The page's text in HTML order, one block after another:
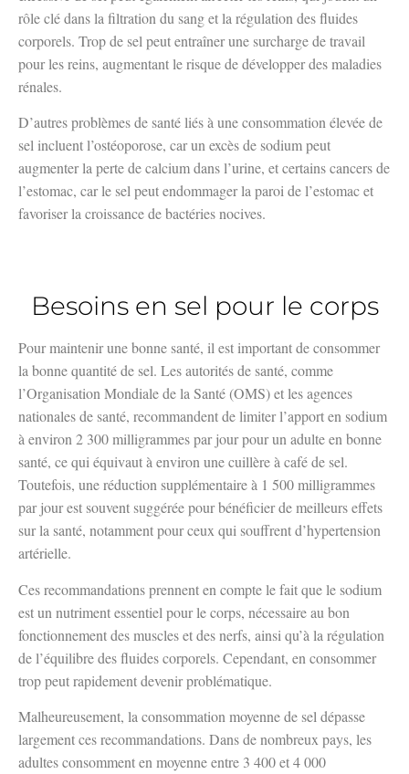
rôle clé dans la filtration du sang et la régulation des fluides
corporels. Trop de sel peut entraîner une surcharge de travail
pour les reins, augmentant le risque de développer des maladies
rénales.
D’autres problèmes de santé liés à une consommation élevée de
sel incluent l’ostéoporose, car un excès de sodium peut
augmenter la perte de calcium dans l’urine, et certains cancers de
l’estomac, car le sel peut endommager la paroi de l’estomac et
favoriser la croissance de bactéries nocives.
Besoins en sel pour le corps
Pour maintenir une bonne santé, il est important de consommer
la bonne quantité de sel. Les autorités de santé, comme
l’Organisation Mondiale de la Santé (OMS) et les agences
nationales de santé, recommandent de limiter l’apport en sodium
à environ 2 300 milligrammes par jour pour un adulte en bonne
santé, ce qui équivaut à environ une cuillère à café de sel.
Toutefois, une réduction supplémentaire à 1 500 milligrammes
par jour est souvent suggérée pour bénéficier de meilleurs effets
sur la santé, notamment pour ceux qui souffrent d’hypertension
artérielle.
Ces recommandations prennent en compte le fait que le sodium
est un nutriment essentiel pour le corps, nécessaire au bon
fonctionnement des muscles et des nerfs, ainsi qu’à la régulation
de l’équilibre des fluides corporels. Cependant, en consommer
trop peut rapidement devenir problématique.
Malheureusement, la consommation moyenne de sel dépasse
largement ces recommandations. Dans de nombreux pays, les
adultes consomment en moyenne entre 3 400 et 4 000